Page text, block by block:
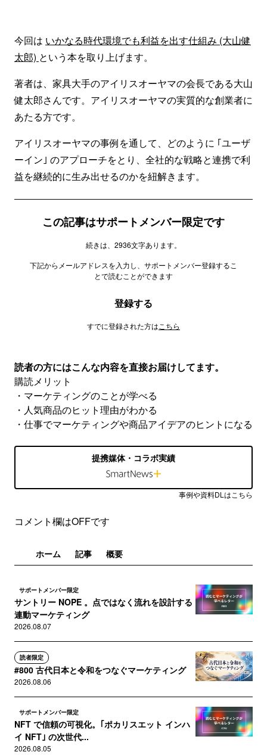
今回は いかなる時代環境でも利益を出す仕組み (大山健
太郎) という本を取り上げます。
著者は、家具大手のアイリスオーヤマの会長である大山
健太郎さんです。アイリスオーヤマの実質的な創業者に
あたる方です。
アイリスオーヤマの事例を通して、どのように ｢ユーザ
ーイン｣ のアプローチをとり、全社的な戦略と連携で利
益を継続的に生み出せるのかを紐解きます。
この記事はサポートメンバー限定です
続きは、2936文字あります。
下記からメールアドレスを入力し、サポートメンバー登録するこ
とで読むことができます
登録する
すでに登録された方は こちら
読者の方にはこんな内容を直接お届けしてます。
購読メリット
・マーケティングのことが学べる
・人気商品のヒット理由がわかる
・仕事でマーケティングや商品アイデアのヒントになる
提携媒体・コラボ実績
事例や資料DLはこちら
コメント欄はOFFです
ホーム 記事 概要
サポートメンバー限定
サントリー NOPE 。点ではなく流れを設計する
連動マーケティング
2026.08.07
読者限定
#800 古代日本と令和をつなぐマーケティング
2026.08.06
サポートメンバー限定
NFT で信頼の可視化。｢ポカリスエット インハ
イ NFT｣ の次世代...
2026.08.05